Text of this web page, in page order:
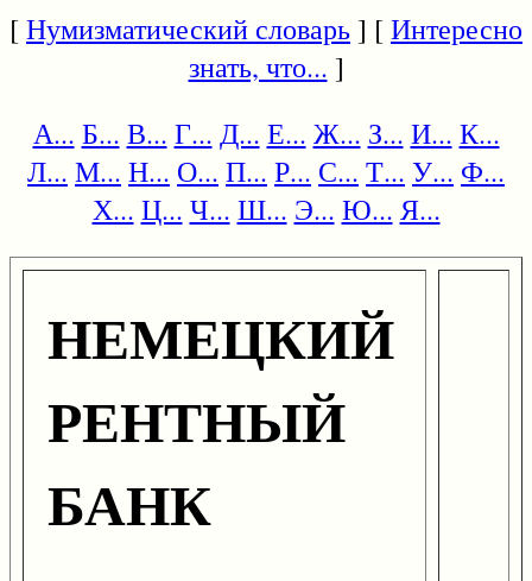
[Нумизматический словарь] [Интересно
знать, что... ]
А... Б... В... Г... Д... Е... Ж... З... И... К...
Л... М... Н... О... П... Р... С... Т... У... Ф...
Х... Ц... Ч... Ш... Э... Ю... Я...
НЕМЕЦКИЙ
РЕНТНЫЙ
БАНК